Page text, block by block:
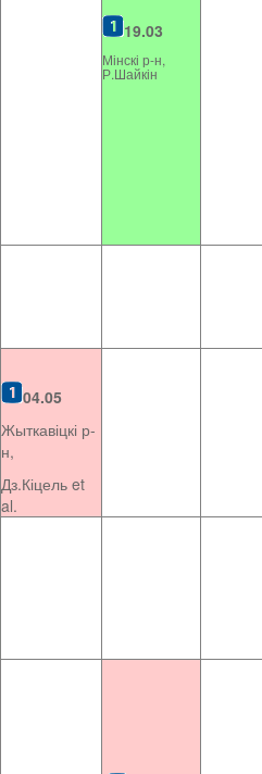
19.03
Мінскі р-н,
Р.Шайкін
04.05
Жыткавіцкі р-
н,
Дз.Кіцель et
al.